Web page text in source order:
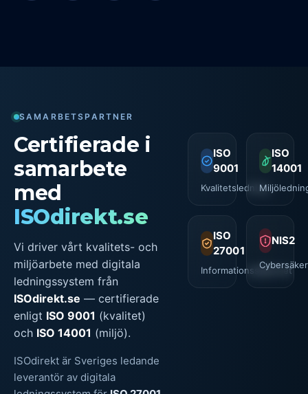
SAMARBETSPARTNER
Certifierade i
samarbete
med
ISOdirekt.se
Vi driver vårt kvalitets- och
miljöarbete med digitala
ledningssystem från
ISOdirekt.se — certifierade
enligt ISO 9001 (kvalitet)
och ISO 14001 (miljö).
ISOdirekt är Sveriges ledande
leverantör av digitala
ISO
9001
Kvalitetsledning
ISO
14001
ISO
27001
Informationssäkerhet
NIS2